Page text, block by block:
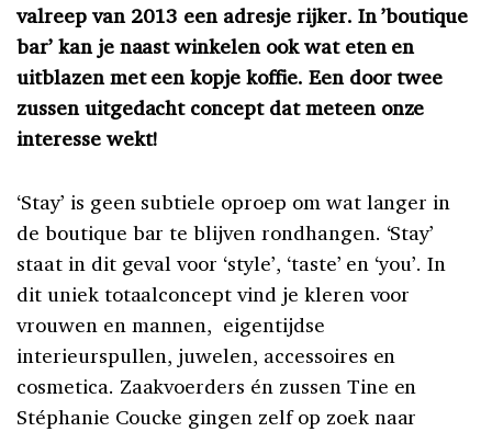
valreep van 2013 een adresje rijker. In ’boutique
bar’ kan je naast winkelen ook wat eten en
uitblazen met een kopje koffie. Een door twee
zussen uitgedacht concept dat meteen onze
interesse wekt!
‘Stay’ is geen subtiele oproep om wat langer in
de boutique bar te blijven rondhangen. ‘Stay’
staat in dit geval voor ‘style’, ‘taste’ en ‘you’. In
dit uniek totaalconcept vind je kleren voor
vrouwen en mannen, eigentijdse
interieurspullen, juwelen, accessoires en
cosmetica. Zaakvoerders én zussen Tine en
Stéphanie Coucke gingen zelf op zoek naar